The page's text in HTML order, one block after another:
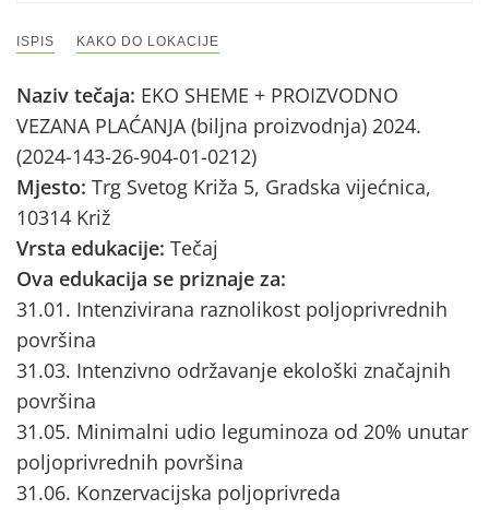
ISPIS KAKO DO LOKACIJE
Naziv tečaja: EKO SHEME + PROIZVODNO
VEZANA PLAĆANJA (biljna proizvodnja) 2024.
(2024-143-26-904-01-0212)
Mjesto: Trg Svetog Križa 5, Gradska vijećnica,
10314 Križ
Vrsta edukacije: Tečaj
Ova edukacija se priznaje za:
31.01. Intenzivirana raznolikost poljoprivrednih
površina
31.03. Intenzivno održavanje ekološki značajnih
površina
31.05. Minimalni udio leguminoza od 20% unutar
poljoprivrednih površina
31.06. Konzervacijska poljoprivreda